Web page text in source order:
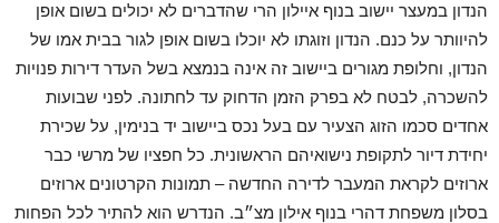
הנדון במעצר יישוב בנוף איילון הרי שהדברים לא יכולים בשום אופן
להיוותר על כנם. הנדון וזוגתו לא יוכלו בשום אופן לגור בבית אמו של
הנדון, וחלופת מגורים ביישוב זה אינה בנמצא בשל העדר דירות פנויות
להשכרה, לבטח לא בפרק הזמן הדחוק עד לחתונה. לפני שבועות
אחדים סכמו הזוג הצעיר עם בעל נכס ביישוב יד בנימין, על שכירת
יחידת דיור לתקופת נישואיהם הראשונית. כל חפציו של מרשי כבר
ארוזים לקראת המעבר לדירה החדשה – תמונות הקרטונים ארוזים
בסלון משפחת דהרי בנוף אילון מצ״ב. הנדרש הוא להתיר לכל הפחות